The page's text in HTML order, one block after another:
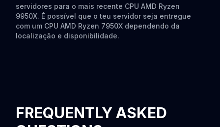
servidores para o mais recente CPU AMD Ryzen
9950X. É possível que o teu servidor seja entregue
com um CPU AMD Ryzen 7950X dependendo da
localização e disponibilidade.
FREQUENTLY ASKED